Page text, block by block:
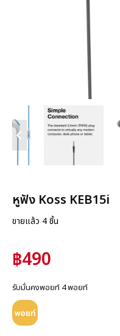
หูฟัง Koss KEB15i
ขายแล้ว 4 ชิ้น
฿490
รับมั่นคงพอยท์ 4 พอยท์